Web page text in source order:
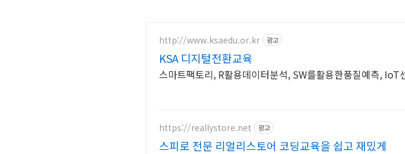
http://www.ksaedu.or.kr 광고
KSA 디지털전환교육
스마트팩토리, R활용데이터분석, SW를활용한품질예측, IoT
https://reallystore.net 광고
스피로 전문 리얼리스토어 코딩교육을 쉽고 재밌게